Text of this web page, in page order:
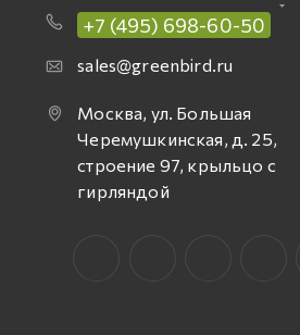
+7 (495) 698-60-50
sales@greenbird.ru
Москва, ул. Большая
Черемушкинская, д. 25,
строение 97, крыльцо с
гирляндой